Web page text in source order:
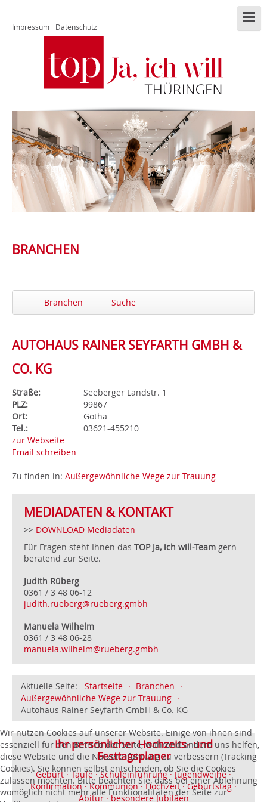
Impressum Datenschutz
BRANCHEN
Branchen Suche
AUTOHAUS RAINER SEYFARTH GMBH &
CO. KG
Straße:
Seeberger Landstr. 1
PLZ:
99867
Ort:
Gotha
Tel.:
03621-455210
zur Webseite
Email schreiben
Zu finden in: Außergewöhnliche Wege zur Trauung
MEDIADATEN & KONTAKT
>> DOWNLOAD Mediadaten
Für Fragen steht Ihnen das TOP Ja, ich will-Team gern
beratend zur Seite.
Judith Rüberg
0361 / 3 48 06-12
judith.rueberg@rueberg.gmbh
Manuela Wilhelm
0361 / 3 48 06-28
manuela.wilhelm@rueberg.gmbh
Aktuelle Seite: Startseite · Branchen ·
Außergewöhnliche Wege zur Trauung ·
Autohaus Rainer Seyfarth GmbH & Co. KG
Ihr persönlicher Hochzeits- und
Festtagsplaner
Geburt · Taufe · Schuleinführung · Jugendweihe ·
Konfirmation · Kommunion · Hochzeit · Geburtstag ·
Abitur · besondere Jubiläen
Wir nutzen Cookies auf unserer Website. Einige von ihnen sind
essenziell für den Betrieb der Seite, während andere uns helfen,
diese Website und die Nutzererfahrung zu verbessern (Tracking
Cookies). Sie können selbst entscheiden, ob Sie die Cookies
zulassen möchten. Bitte beachten Sie, dass bei einer Ablehnung
womöglich nicht mehr alle Funktionalitäten der Seite zur